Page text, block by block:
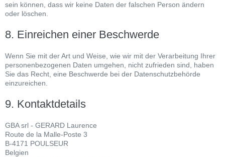
sein können, dass wir keine Daten der falschen Person ändern
oder löschen.
8. Einreichen einer Beschwerde
Wenn Sie mit der Art und Weise, wie wir mit der Verarbeitung Ihrer
personenbezogenen Daten umgehen, nicht zufrieden sind, haben
Sie das Recht, eine Beschwerde bei der Datenschutzbehörde
einzureichen.
9. Kontaktdetails
GBA srl - GERARD Laurence
Route de la Malle-Poste 3
B-4171 POULSEUR
Belgien